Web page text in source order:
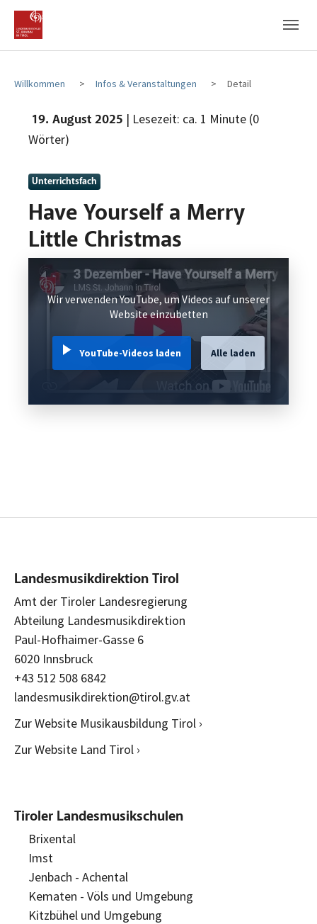
Zum Hauptinhalt
Zum Fußbereich
Willkommen Infos & Veranstaltungen Detail
19. August 2025 | Lesezeit: ca. 1 Minute (0
Wörter)
Unterrichtsfach
Have Yourself a Merry
Little Christmas
Wir verwenden YouTube, um Videos auf unserer
Website einzubetten
YouTube-Videos laden Alle laden
Landesmusikdirektion Tirol
Amt der Tiroler Landesregierung
Abteilung Landesmusikdirektion
Paul-Hofhaimer-Gasse 6
6020 Innsbruck
+43 512 508 6842
landesmusikdirektion@tirol.gv.at
Zur Website Musikausbildung Tirol ›
Zur Website Land Tirol ›
Tiroler Landesmusikschulen
Brixental
Imst
Jenbach - Achental
Kematen - Völs und Umgebung
Kitzbühel und Umgebung